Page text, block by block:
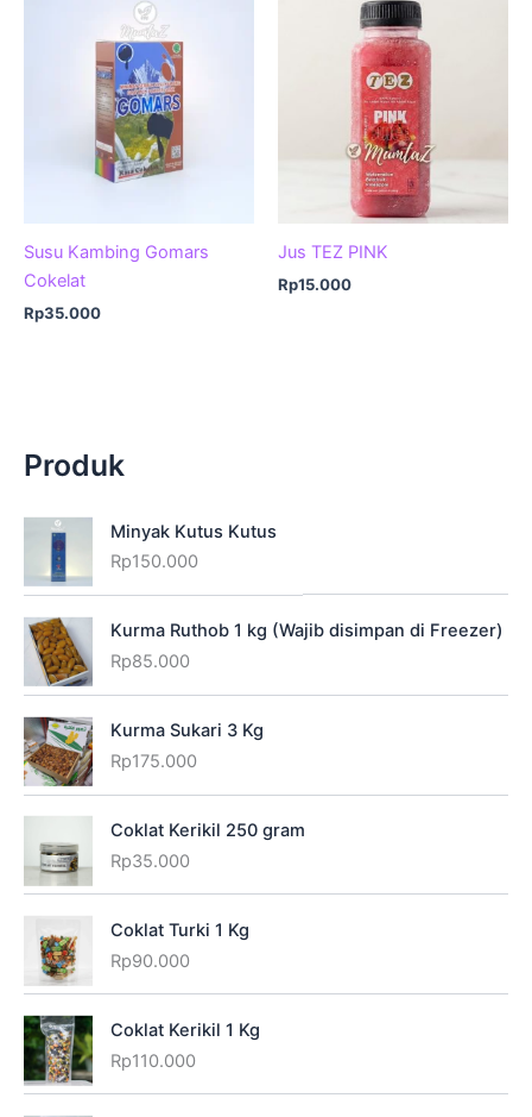
Susu Kambing Gomars
Cokelat
Rp35.000
Jus TEZ PINK
Rp15.000
Produk
Minyak Kutus Kutus
Rp150.000
Kurma Ruthob 1 kg (Wajib disimpan di Freezer)
Rp85.000
Kurma Sukari 3 Kg
Rp175.000
Coklat Kerikil 250 gram
Rp35.000
Coklat Turki 1 Kg
Rp90.000
Coklat Kerikil 1 Kg
Rp110.000